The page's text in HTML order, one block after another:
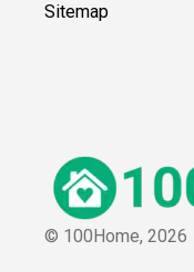
Sitemap
© 100Home, 2026